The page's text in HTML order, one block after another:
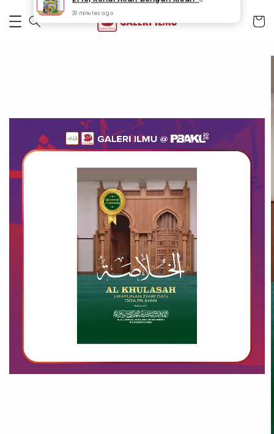
D*********** P***
ET10| Kenal Allah Dengan Kisah-kisah Indah! (Cerita kanak-kanak tentang Sifat 20) (SPA 43)